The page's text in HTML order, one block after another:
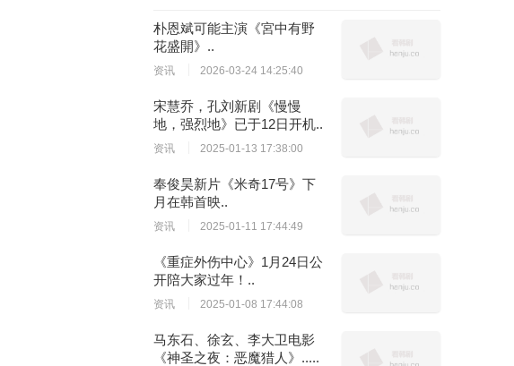
朴恩斌可能主演《宮中有野
花盛開》..
资讯 2026-03-24 14:25:40
宋慧乔，孔刘新剧《慢慢
地，强烈地》已于12日开机..
资讯 2025-01-13 17:38:00
奉俊昊新片《米奇17号》下
月在韩首映..
资讯 2025-01-11 17:44:49
《重症外伤中心》1月24日公
开陪大家过年！..
资讯 2025-01-08 17:44:08
马东石、徐玄、李大卫电影
《神圣之夜：恶魔猎人》.....